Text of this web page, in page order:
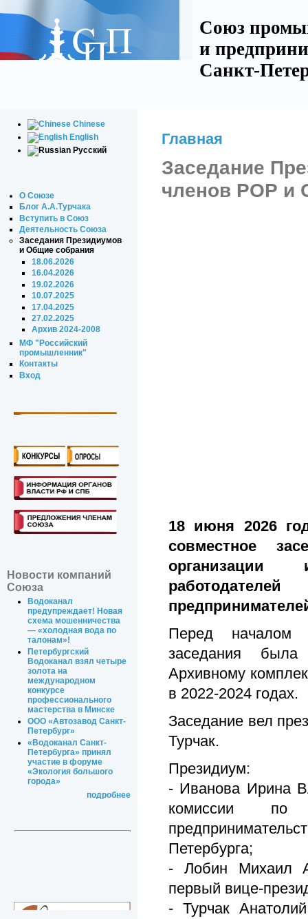
Союз
и
Санкт-
Chinese
English
Русский
О Союзе
Блог А.А.Турчака
Вступить в Союз
Деятельность Союза
Заседания Президиумов
и Общие собрания
18.06.2026
16.04.2026
19.02.2026
10.07.2025
17.04.2025
27.02.2025
Архив 2024-2008
МФ "Российский
промышленник"
Контакты
Вход
Новости компаний
Союза
Водоканал
предупреждает! Новая
схема мошенничества
— «холодная вода по
талонам»!
Петербургский
Водоканал взял четыре
золота на
международном
конкурсе
профессионального
мастерства в Минске
ООО «Автозавод Санкт-
Петербург»
«Водоканал Санкт-
Петербурга» принял
участие в форуме
«Экология большого
города»
подробнее
Главная
Заседание
членов РОР
18 июня 2026
совместное
организации
Перед началом
заседания была
Архивному
в 2022-2024 годах.
Заседание вел
Турчак.
Президиум:
- Иванова Ирина
комиссии по
Петербурга;
- Лобин Михаил
первый вице-
- Турчак